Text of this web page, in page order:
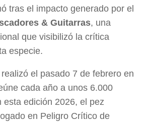
tras el impacto generado por el
& Guitarras, una
que visibilizó la crítica
especie.
el pasado 7 de febrero en
cada año a unos 6.000
esta edición 2026, el pez
en Peligro Crítico de